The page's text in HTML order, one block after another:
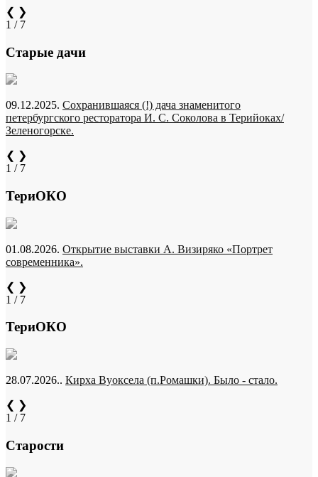
❮ ❯
1 / 7
Старые дачи
09.12.2025. Сохранившаяся (!) дача знаменитого
петербургского ресторатора И. С. Соколова в Терийоках/
Зеленогорске.
❮ ❯
1 / 7
ТериОКО
01.08.2026. Открытие выставки А. Визиряко «Портрет
современника».
❮ ❯
1 / 7
ТериОКО
28.07.2026.. Кирха Вуоксела (п.Ромашки). Было - стало.
❮ ❯
1 / 7
Старости